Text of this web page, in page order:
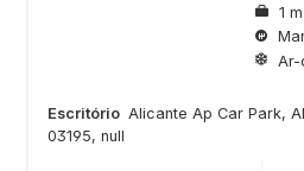
1
Ar-
Escritório Alicante Ap Car Park,
03195, null